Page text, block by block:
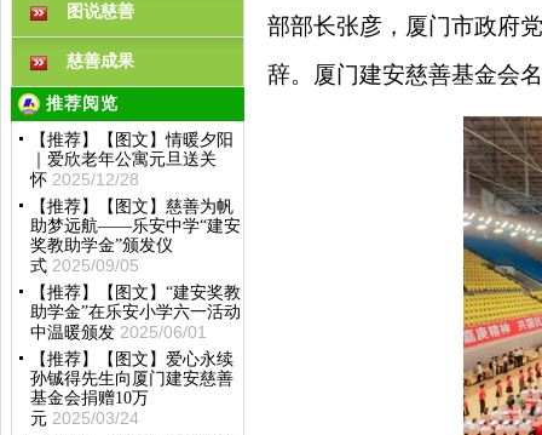
图说慈善
慈善成果
推荐阅览
【推荐】【图文】情暖夕阳
｜爱欣老年公寓元旦送关
怀 2025/12/28
【推荐】【图文】慈善为帆
助梦远航——乐安中学“建安
奖教助学金”颁发仪
式 2025/09/05
【推荐】【图文】“建安奖教
助学金”在乐安小学六一活动
中温暖颁发 2025/06/01
【推荐】【图文】爱心永续
孙铖得先生向厦门建安慈善
基金会捐赠10万
元 2025/03/24
部部长张彦，厦门市政府
辞。厦门建安慈善基金会